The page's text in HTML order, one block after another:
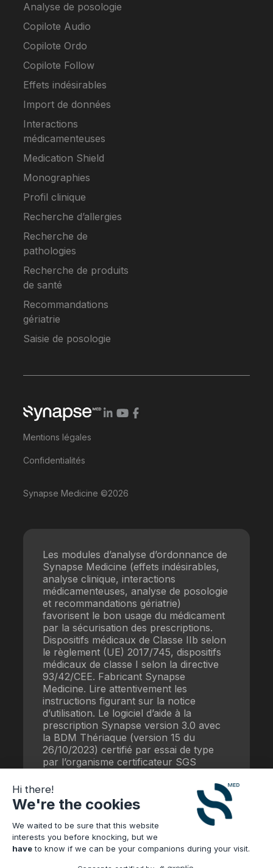
Analyse de posologie
Copilote Audio
Copilote Ordo
Copilote Follow
Effets indésirables
Import de données
Interactions
médicamenteuses
Medication Shield
Monographies
Profil clinique
Recherche d’allergies
Recherche de
pathologies
Recherche de produits
de santé
Recommandations
gériatrie
Saisie de posologie
Mentions légales
Confidentialités
Synapse Medicine ©2026
Les modules d’analyse d’ordonnance de
Synapse Medicine (effets indésirables,
analyse clinique, interactions
médicamenteuses, analyse de posologie
et recommandations gériatrie)
favorisent le bon usage du médicament
par la sécurisation des prescriptions.
Dispositifs médicaux de Classe IIb selon
le règlement (UE) 2017/745, dispositifs
médicaux de classe I selon la directive
93/42/CEE. Fabricant Synapse
Medicine. Lire attentivement les
instructions figurant sur la notice
d’utilisation. Le logiciel d’aide à la
prescription Synapse version 3.0 avec
la BDM Thériaque (version 15 du
26/10/2023) certifié par essai de type
par l’organisme certificateur SGS
fonctionnel mars 2021 de la HAS.
Date de mise à jour : 16/07/2025
WBS-39.03
Hi there!
We're the cookies
We waited to be sure that this website
interests you before knocking, but we
haveto know if we can be your companions during your visit.